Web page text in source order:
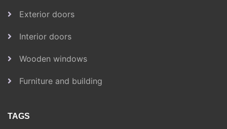
Exterior doors
Interior doors
Wooden windows
Furniture and building
TAGS